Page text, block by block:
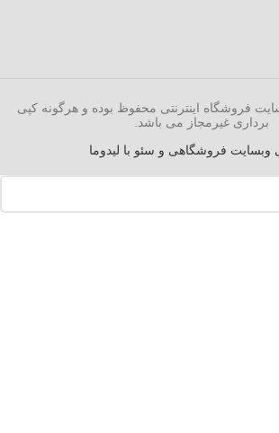
فروشگاه اینترنتی محفوظ بوده و هرگونه کپی
برداری غیرمجاز می باشد.
فروشگاهی و سئو با لیدوما